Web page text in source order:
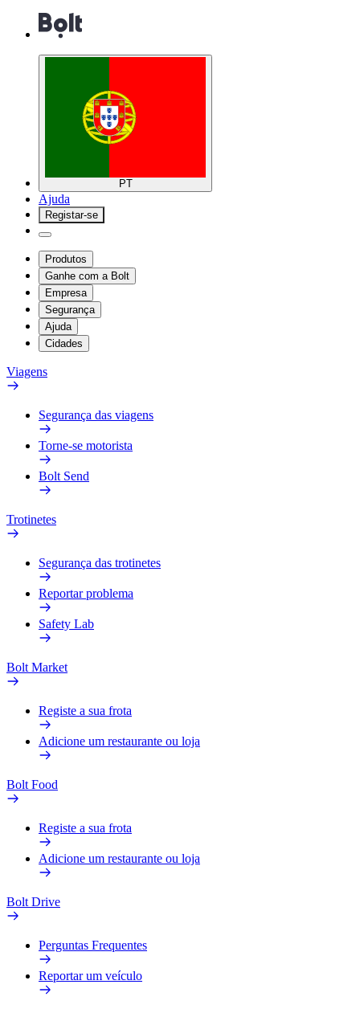
PT
Ajuda
Registar-se
Produtos
Ganhe com a Bolt
Empresa
Segurança
Ajuda
Cidades
Viagens
Segurança das viagens
Torne-se motorista
Bolt Send
Trotinetes
Segurança das trotinetes
Reportar problema
Safety Lab
Bolt Market
Registe a sua frota
Adicione um restaurante ou loja
Bolt Food
Registe a sua frota
Adicione um restaurante ou loja
Bolt Drive
Perguntas Frequentes
Reportar um veículo